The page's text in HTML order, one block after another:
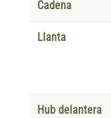
Cadena
Llanta
Hub delantera